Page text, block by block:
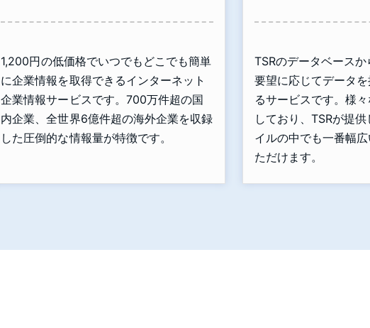
1,200円の低価格でいつでもどこでも簡単
に企業情報を取得できるインターネット
企業情報サービスです。700万件超の国
内企業、全世界6億件超の海外企業を収録
した圧倒的な情報量が特徴です。
TSRのデータベース
要望に応じてデータ
るサービスです。様
しており、TSRが提
イルの中でも一番幅
ただけます。